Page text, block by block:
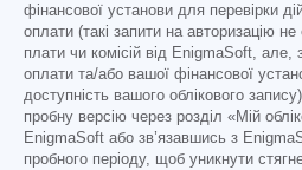
фінансової установи для перевірки
оплати (такі запити на авторизацію
плати чи комісій від EnigmaSoft,
оплати та/або вашої фінансової
доступність вашого облікового
пробну версію через розділ «Мій
EnigmaSoft або зв’язавшись з
пробного періоду, щоб уникнути